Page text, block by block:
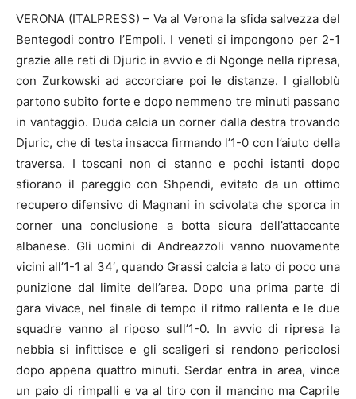
VERONA (ITALPRESS) – Va al Verona la sfida salvezza del
Bentegodi contro l’Empoli. I veneti si impongono per 2-1
grazie alle reti di Djuric in avvio e di Ngonge nella ripresa,
con Zurkowski ad accorciare poi le distanze. I gialloblù
partono subito forte e dopo nemmeno tre minuti passano
in vantaggio. Duda calcia un corner dalla destra trovando
Djuric, che di testa insacca firmando l’1-0 con l’aiuto della
traversa. I toscani non ci stanno e pochi istanti dopo
sfiorano il pareggio con Shpendi, evitato da un ottimo
recupero difensivo di Magnani in scivolata che sporca in
corner una conclusione a botta sicura dell’attaccante
albanese. Gli uomini di Andreazzoli vanno nuovamente
vicini all’1-1 al 34′, quando Grassi calcia a lato di poco una
punizione dal limite dell’area. Dopo una prima parte di
gara vivace, nel finale di tempo il ritmo rallenta e le due
squadre vanno al riposo sull’1-0. In avvio di ripresa la
nebbia si infittisce e gli scaligeri si rendono pericolosi
dopo appena quattro minuti. Serdar entra in area, vince
un paio di rimpalli e va al tiro con il mancino ma Caprile